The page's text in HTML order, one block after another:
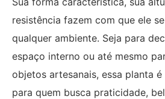
resistência fazem com que ele
qualquer ambiente. Seja para
espaço interno ou até mesmo
objetos artesanais, essa planta
para quem busca praticidade,